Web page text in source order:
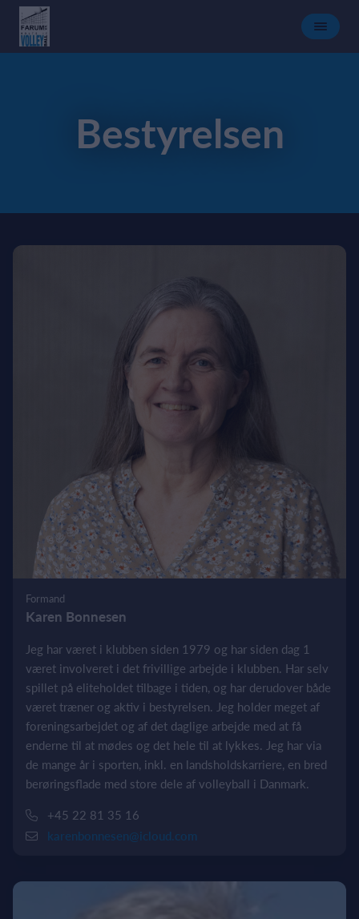
Bestyrelsen
Formand
Karen Bonnesen
Jeg har været i klubben siden 1979 og har siden dag 1
været involveret i det frivillige arbejde i klubben. Har selv
spillet på eliteholdet tilbage i tiden, og har derudover både
været træner og aktiv i bestyrelsen. Jeg holder meget af
foreningsarbejdet og af det daglige arbejde med at få
enderne til at mødes og det hele til at lykkes. Jeg har via
de mange år i sporten, inkl. en landsholdskarriere, en bred
berøringsflade med store dele af volleyball i Danmark.
+45 22 81 35 16
karenbonnesen@icloud.com